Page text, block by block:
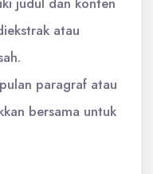
atau
paragraf atau
bersama untuk